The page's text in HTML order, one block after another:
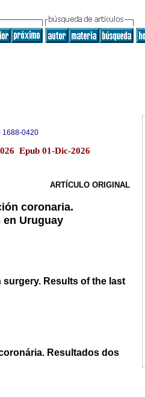
1688-0420
Epub 01-Dic-2026
ARTÍCULO ORIGINAL
coronaria.
Uruguay
Results of the last
Resultados dos